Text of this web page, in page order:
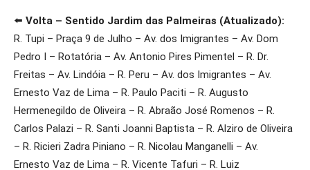
⬅️ Volta – Sentido Jardim das Palmeiras (Atualizado):
R. Tupi – Praça 9 de Julho – Av. dos Imigrantes – Av. Dom
Pedro I – Rotatória – Av. Antonio Pires Pimentel – R. Dr.
Freitas – Av. Lindóia – R. Peru – Av. dos Imigrantes – Av.
Ernesto Vaz de Lima – R. Paulo Paciti – R. Augusto
Hermenegildo de Oliveira – R. Abraão José Romenos – R.
Carlos Palazi – R. Santi Joanni Baptista – R. Alziro de Oliveira
– R. Ricieri Zadra Piniano – R. Nicolau Manganelli – Av.
Ernesto Vaz de Lima – R. Vicente Tafuri – R. Luiz